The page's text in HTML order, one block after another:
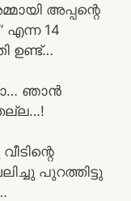
അപ്പന്റെ
എന്ന 14
ഉണ്ട്…
ഞാൻ
പുറത്തിട്ടു